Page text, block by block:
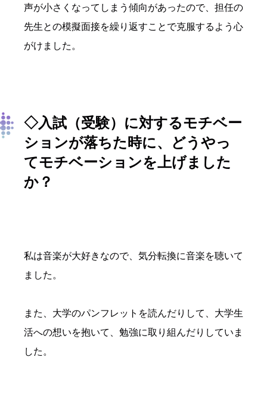
声が小さくなってしまう傾向があったので、担任の
先生との模擬面接を繰り返すことで克服するよう心
がけました。
◇入試（受験）に対するモチベー
ションが落ちた時に、どうやっ
てモチベーションを上げました
か？
私は音楽が大好きなので、気分転換に音楽を聴いて
ました。
また、大学のパンフレットを読んだりして、大学生
活への想いを抱いて、勉強に取り組んだりしていま
した。